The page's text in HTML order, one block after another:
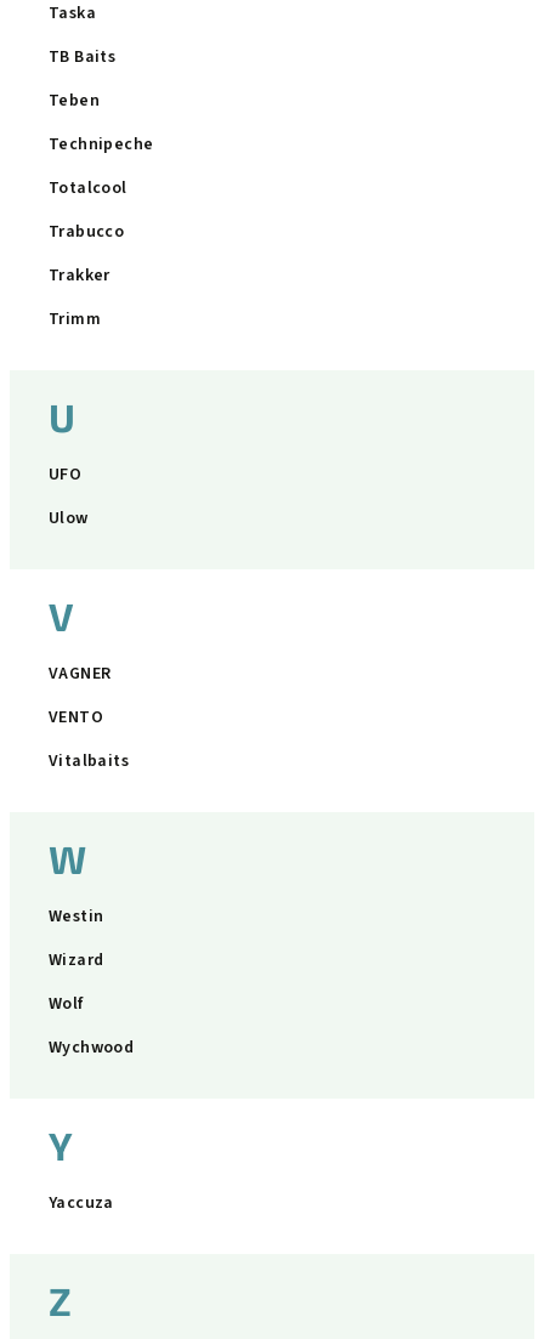
Taska
TB Baits
Teben
Technipeche
Totalcool
Trabucco
Trakker
Trimm
U
UFO
Ulow
V
VAGNER
VENTO
Vitalbaits
W
Westin
Wizard
Wolf
Wychwood
Y
Yaccuza
Z